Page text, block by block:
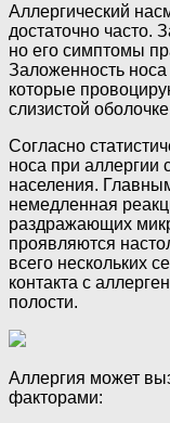
Аллергический
достаточно часто.
но его симптомы
Заложенность
которые
слизистой
Согласно
носа при аллергии
населения.
немедленная
раздражающих
проявляются
всего нескольких
контакта с
полости.
Аллергия может
факторами: